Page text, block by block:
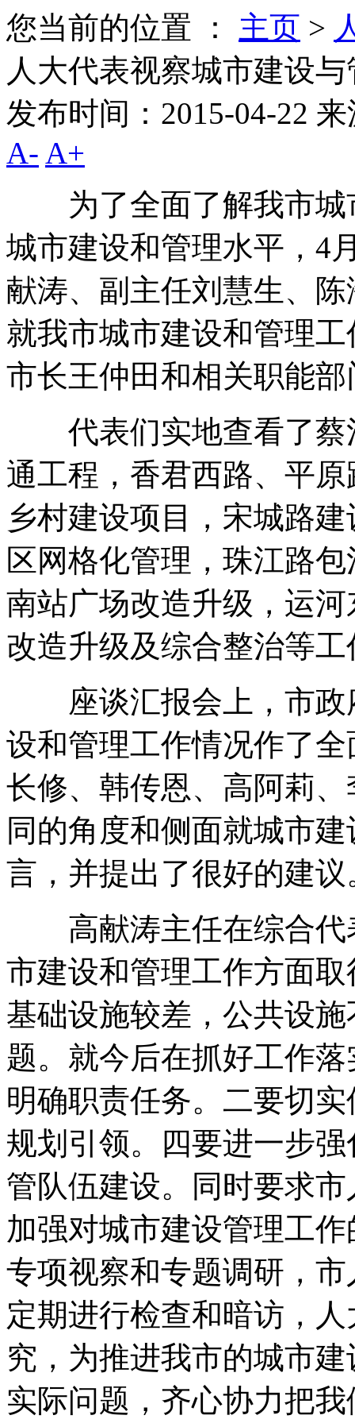
您当前的位置 ： 主页 >
人大代表视察城市建设
发布时间：2015-04-22 来
A- A+
为了全面了解我市城
城市建设和管理水平，4
献涛、副主任刘慧生、
就我市城市建设和管理
市长王仲田和相关职能
代表们实地查看了蔡
通工程，香君西路、平
乡村建设项目，宋城路
区网格化管理，珠江路
南站广场改造升级，运
改造升级及综合整治等
座谈汇报会上，市政
设和管理工作情况作了
长修、韩传恩、高阿莉
同的角度和侧面就城市
言，并提出了很好的建议
高献涛主任在综合代
市建设和管理工作方面
基础设施较差，公共设
题。就今后在抓好工作
明确职责任务。二要切
规划引领。四要进一步
管队伍建设。同时要求
加强对城市建设管理工
专项视察和专题调研，
定期进行检查和暗访，
究，为推进我市的城市
实际问题，齐心协力把